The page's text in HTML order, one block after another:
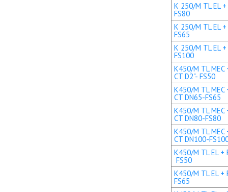
K 250/M TL EL +
FS80
K 250/M TL EL +
FS65
K 250/M TL EL
FS100
K450/M TL MEC
CT D2"- FS50
K450/M TL MEC
CT DN65-FS65
K450/M TL MEC
CT DN80-FS80
K450/M TL MEC
CT DN100-
K450/M TL EL +
FS50
K450/M TL EL +
FS65